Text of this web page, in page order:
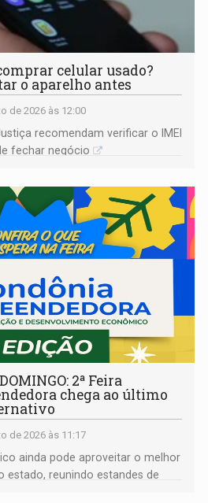
celular usado?
o aparelho antes
de 2026 às 12:00
recomendam verificar o IMEI
fechar negócio
2ª Feira
chega ao último
de 2026 às 11:17
ainda pode aproveitar o melhor
estado, reunindo estandes de